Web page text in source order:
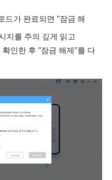
드가 완료되면 "잠금 해
지를 주의 깊게 읽고
인한 후 "잠금 해제"를 다